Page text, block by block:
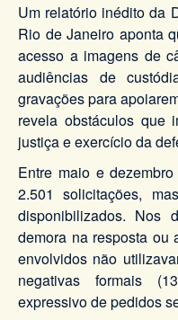
Um relatório inédito da
Rio de Janeiro aponta
acesso a imagens de
audiências de
gravações para
revela obstáculos que
justiça e exercício da
Entre maio e
2.501 solicitações,
disponibilizados. Nos
demora na resposta ou
envolvidos não
negativas formais
expressivo de pedidos